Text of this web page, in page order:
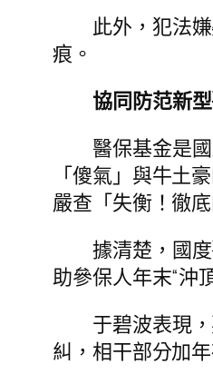
此外，犯法
痕。
協同防范新
醫保基金是
「傻氣」與牛土
嚴查「失衡！徹
據清楚，國
助參保人年末“沖
于碧波表現
糾，相干部分加